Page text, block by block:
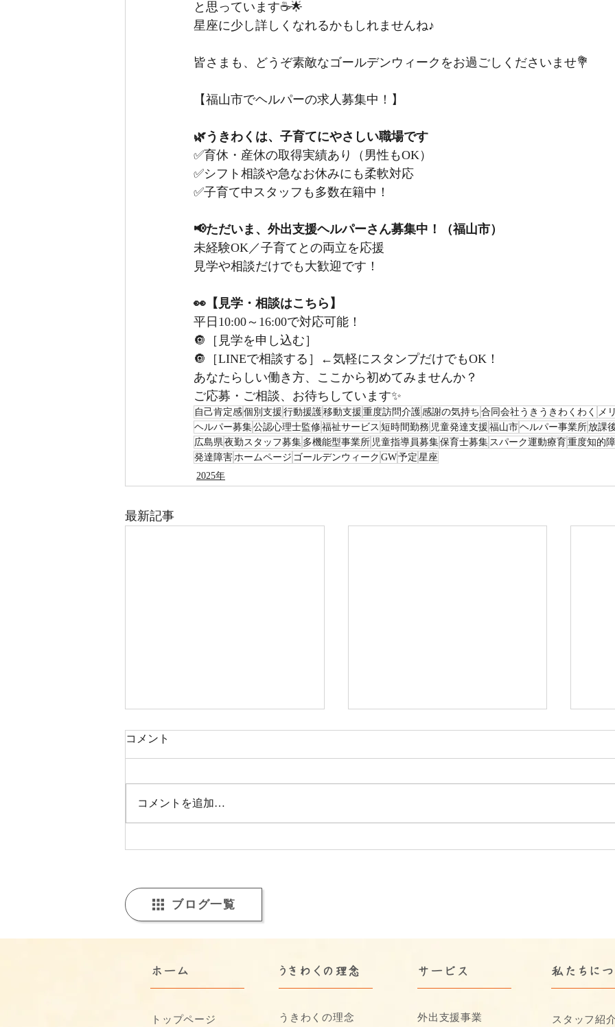
と思っています☕🌟
星座に少し詳しくなれるかもしれませんね♪
皆さまも、どうぞ素敵なゴールデンウィークをお過ごしくださいませ💐
【福山市でヘルパーの求人募集中！】
🌿うきわくは、子育てにやさしい職場です
✅育休・産休の取得実績あり（男性もOK）
✅シフト相談や急なお休みにも柔軟対応
✅子育て中スタッフも多数在籍中！
📢ただいま、外出支援ヘルパーさん募集中！（福山市）
未経験OK／子育てとの両立を応援
見学や相談だけでも大歓迎です！
👀【見学・相談はこちら】
平日10:00～16:00で対応可能！
🔘［見学を申し込む］
🔘［LINEで相談する］←気軽にスタンプだけでもOK！
あなたらしい働き方、ここから初めてみませんか？
ご応募・ご相談、お待ちしています✨
自己肯定感個別支援 行動援護移動支援 重度訪問介護感謝の気持ち 合同会社うきうきわくわく
メ
ヘルパー募集公認心理士監修福祉サービス 短時間勤務 児童発達支援 福山市ヘルパー事業所放課
広島県 夜勤スタッフ募集 多機能型事業所 児童指導員募集保育士募集 スパーク運動療育重度知的
発達障害 ホームページ ゴールデンウィーク GW予定 星座
2025年
最新記事
コメント
コメントを追加…
ブログ一覧
​ホーム
うきわくの理念
サービス
外出支援事業
私たちにつ
スタッフ紹介
うきわくの理念
トップページ